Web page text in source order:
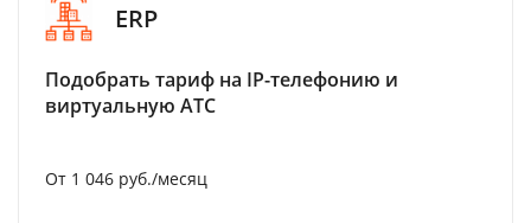
ERP
Подобрать тариф на IP-телефонию и
виртуальную АТС
От 1 046 руб./месяц